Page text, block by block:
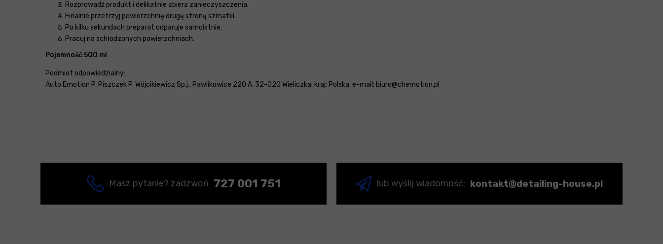
Rozprowadź produkt i delikatnie zbierz zanieczyszczenia.
Finalnie przetrzyj powierzchnię drugą stroną szmatki.
Po kilku sekundach preparat odparuje samoistnie.
Pracuj na schłodzonych powierzchniach.
Pojemność 500 ml
Podmiot odpowiedzialny:
Auto Emotion P. Piszczek P. Wójcikiewicz Sp.j., Pawlikowice 220 A, 32-020 Wieliczka, kraj: Polska, e-mail: biuro@chemotion.pl
Masz pytanie? zadzwoń 727 001 751 lub wyślij wiadomość: kontakt@detailing-house.pl